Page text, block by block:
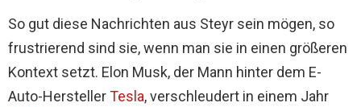
So gut diese Nachrichten aus Steyr sein mögen, so
frustrierend sind sie, wenn man sie in einen größeren
Kontext setzt. Elon Musk, der Mann hinter dem E-
Auto-HerstellerTesla, verschleudert in einem Jahr